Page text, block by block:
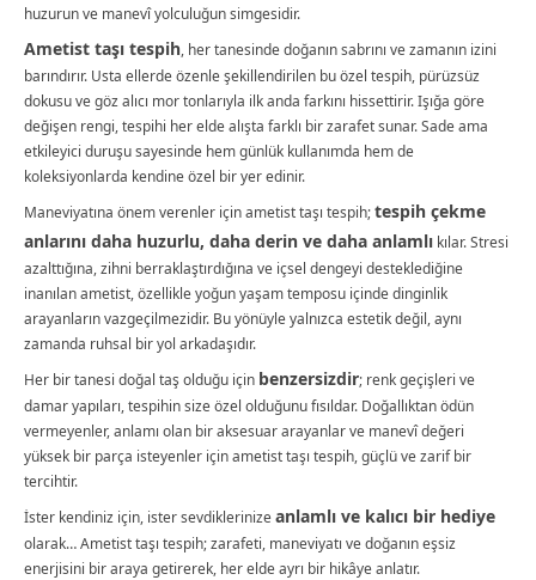
huzurun ve manevî yolculuğun simgesidir.
Ametist taşı tespih, her tanesinde doğanın sabrını ve zamanın izini
barındırır. Usta ellerde özenle şekillendirilen bu özel tespih, pürüzsüz
dokusu ve göz alıcı mor tonlarıyla ilk anda farkını hissettirir. Işığa göre
değişen rengi, tespihi her elde alışta farklı bir zarafet sunar. Sade ama
etkileyici duruşu sayesinde hem günlük kullanımda hem de
koleksiyonlarda kendine özel bir yer edinir.
Maneviyatına önem verenler için ametist taşı tespih;tespih çekme
anlarını daha huzurlu, daha derin ve daha anlamlı kılar. Stresi
azalttığına, zihni berraklaştırdığına ve içsel dengeyi desteklediğine
inanılan ametist, özellikle yoğun yaşam temposu içinde dinginlik
arayanların vazgeçilmezidir. Bu yönüyle yalnızca estetik değil, aynı
zamanda ruhsal bir yol arkadaşıdır.
Her bir tanesi doğal taş olduğu için benzersizdir; renk geçişleri ve
damar yapıları, tespihin size özel olduğunu fısıldar. Doğallıktan ödün
vermeyenler, anlamı olan bir aksesuar arayanlar ve manevî değeri
yüksek bir parça isteyenler için ametist taşı tespih, güçlü ve zarif bir
tercihtir.
İster kendiniz için, ister sevdiklerinizeanlamlı ve kalıcı bir hediye
olarak… Ametist taşı tespih; zarafeti, maneviyatı ve doğanın eşsiz
enerjisini bir araya getirerek, her elde ayrı bir hikâye anlatır.